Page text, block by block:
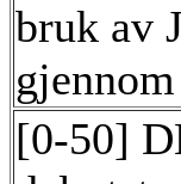
bruk av
[0-50]